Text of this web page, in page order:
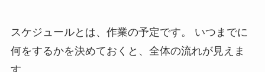
スケジュールとは、作業の予定です。 いつまでに
何をするかを決めておくと、全体の流れが見えま